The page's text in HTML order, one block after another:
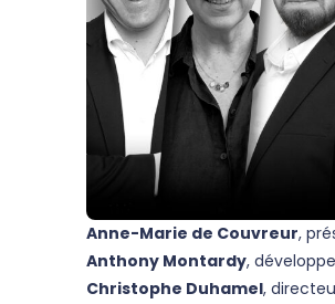
Anne-Marie de Couvreur,
Anthony Montardy,
Christophe Duhamel,